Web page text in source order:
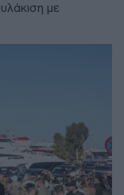
με